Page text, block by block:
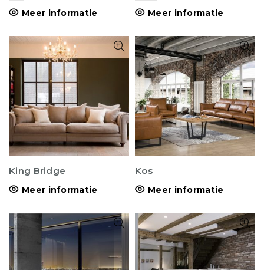
Meer informatie Meer informatie
King Bridge
Meer informatie
Kos
Meer informatie